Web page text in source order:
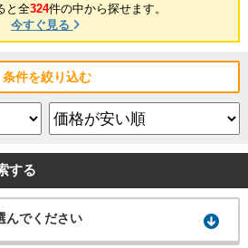
と全324件の中から探せます。
今すぐ見る
条件を絞り込む
する
んでください